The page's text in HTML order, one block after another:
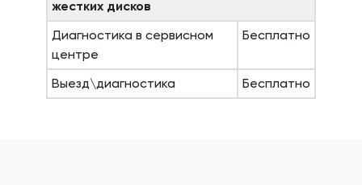
жестких дисков
Диагностика в сервисном
центре
Бесплатно
Выезд\диагностика Бесплатно